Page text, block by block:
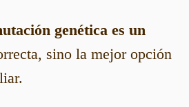
genética es un
sino la mejor opción